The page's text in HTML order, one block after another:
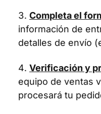
Completa el
información de
detalles de envío
Verificación y
equipo de ventas
procesará tu